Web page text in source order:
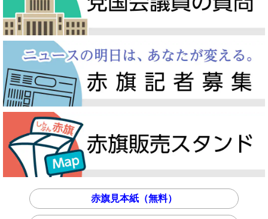
赤旗見本紙（無料）